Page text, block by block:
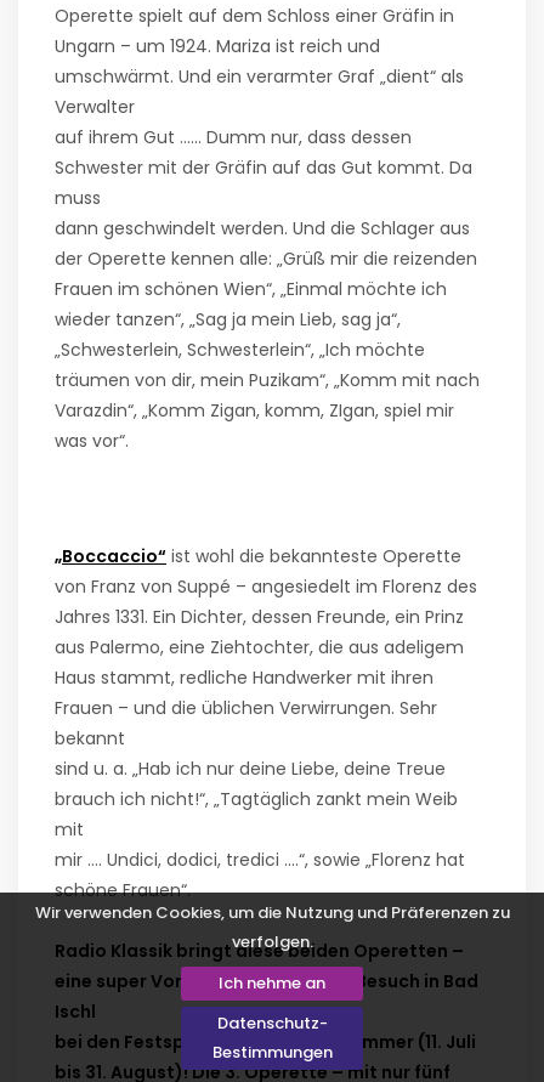
Wir verwenden Cookies, um die Nutzung und Präferenzen zu
verfolgen.
Ich nehme an
Datenschutz-
Bestimmungen
Operette spielt auf dem Schloss einer Gräfin in
Ungarn – um 1924. Mariza ist reich und
umschwärmt. Und ein verarmter Graf „dient“ als
Verwalter
auf ihrem Gut …… Dumm nur, dass dessen
Schwester mit der Gräfin auf das Gut kommt. Da
muss
dann geschwindelt werden. Und die Schlager aus
der Operette kennen alle: „Grüß mir die reizenden
Frauen im schönen Wien“, „Einmal möchte ich
wieder tanzen“, „Sag ja mein Lieb, sag ja“,
„Schwesterlein, Schwesterlein“, „Ich möchte
träumen von dir, mein Puzikam“, „Komm mit nach
Varazdin“, „Komm Zigan, komm, ZIgan, spiel mir
was vor“.
„Boccaccio“ ist wohl die bekannteste Operette
von Franz von Suppé – angesiedelt im Florenz des
Jahres 1331. Ein Dichter, dessen Freunde, ein Prinz
aus Palermo, eine Ziehtochter, die aus adeligem
Haus stammt, redliche Handwerker mit ihren
Frauen – und die üblichen Verwirrungen. Sehr
bekannt
sind u. a. „Hab ich nur deine Liebe, deine Treue
brauch ich nicht!“, „Tagtäglich zankt mein Weib
mit
mir …. Undici, dodici, tredici ….“, sowie „Florenz hat
schöne Frauen“.
Radio Klassik bringt diese beiden Operetten –
eine super Vorbereitung für einen Besuch in Bad
Ischl
bei den Festspielen im heurigen Sommer (11. Juli
bis 31. August)! Die 3. Operette – mit nur fünf